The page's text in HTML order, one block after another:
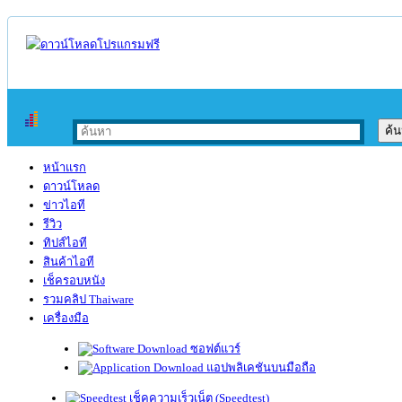
หน้าแรก
ดาวน์โหลด
ข่าวไอที
รีวิว
ทิปส์ไอที
สินค้าไอที
เช็ครอบหนัง
รวมคลิป Thaiware
เครื่องมือ
ซอฟต์แวร์
แอปพลิเคชันบนมือถือ
เช็คความเร็วเน็ต (Speedtest)